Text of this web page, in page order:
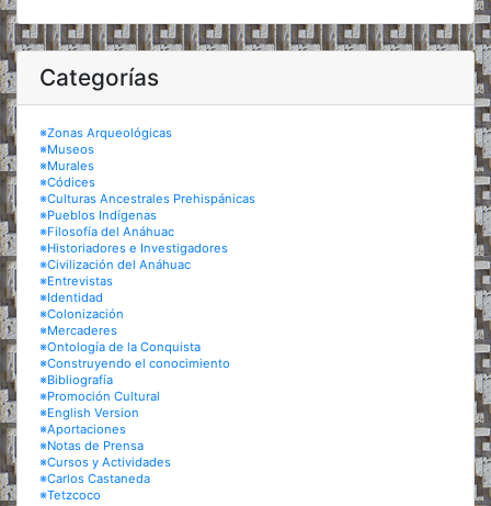
Categorías
※Zonas Arqueológicas
※Museos
※Murales
※Códices
※Culturas Ancestrales Prehispánicas
※Pueblos Indígenas
※Filosofía del Anáhuac
※Historiadores e Investigadores
※Civilización del Anáhuac
※Entrevistas
※Identidad
※Colonización
※Mercaderes
※Ontología de la Conquista
※Construyendo el conocimiento
※Bibliografía
※Promoción Cultural
※English Version
※Aportaciones
※Notas de Prensa
※Cursos y Actividades
※Carlos Castaneda
※Tetzcoco